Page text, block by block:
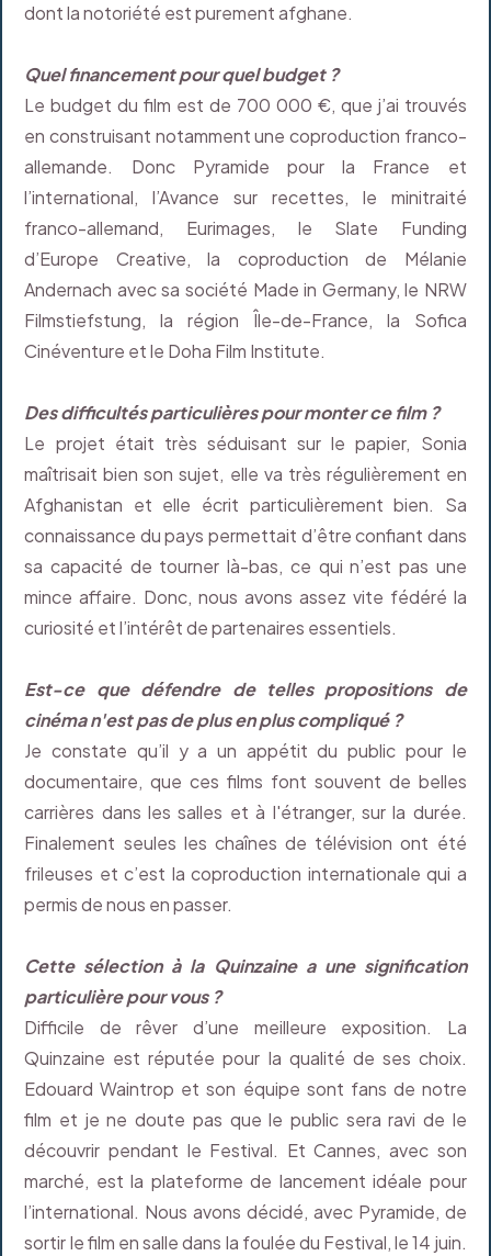
dont la notoriété est purement afghane.
Quel financement pour quel budget ?
Le budget du film est de 700 000 €, que j’ai trouvés
en construisant notamment une coproduction franco-
allemande. Donc Pyramide pour la France et
l’international, l’Avance sur recettes, le minitraité
franco-allemand, Eurimages, le Slate Funding
d’Europe Creative, la coproduction de Mélanie
Andernach avec sa société Made in Germany, le NRW
Filmstiefstung, la région Île-de-France, la Sofica
Cinéventure et le Doha Film Institute.
Des difficultés particulières pour monter ce film ?
Le projet était très séduisant sur le papier, Sonia
maîtrisait bien son sujet, elle va très régulièrement en
Afghanistan et elle écrit particulièrement bien. Sa
connaissance du pays permettait d’être confiant dans
sa capacité de tourner là-bas, ce qui n’est pas une
mince affaire. Donc, nous avons assez vite fédéré la
curiosité et l’intérêt de partenaires essentiels.
Est-ce que défendre de telles propositions de
cinéma n'est pas de plus en plus compliqué ?
Je constate qu’il y a un appétit du public pour le
documentaire, que ces films font souvent de belles
carrières dans les salles et à l'étranger, sur la durée.
Finalement seules les chaînes de télévision ont été
frileuses et c’est la coproduction internationale qui a
permis de nous en passer.
Cette sélection à la Quinzaine a une signification
particulière pour vous ?
Difficile de rêver d’une meilleure exposition. La
Quinzaine est réputée pour la qualité de ses choix.
Edouard Waintrop et son équipe sont fans de notre
film et je ne doute pas que le public sera ravi de le
découvrir pendant le Festival. Et Cannes, avec son
marché, est la plateforme de lancement idéale pour
l’international. Nous avons décidé, avec Pyramide, de
sortir le film en salle dans la foulée du Festival, le 14 juin.